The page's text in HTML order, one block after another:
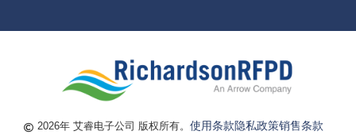
2026年 艾睿电子公司 版权所有。 使用条款隐私政策销售条款